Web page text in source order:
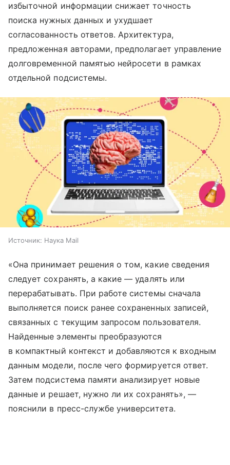
избыточной информации снижает точность
поиска нужных данных и ухудшает
согласованность ответов. Архитектура,
предложенная авторами, предполагает управление
долговременной памятью нейросети в рамках
отдельной подсистемы.
Источник: Наука Mail
«Она принимает решения о том, какие сведения
следует сохранять, а какие — удалять или
перерабатывать. При работе системы сначала
выполняется поиск ранее сохраненных записей,
связанных с текущим запросом пользователя.
Найденные элементы преобразуются
в компактный контекст и добавляются к входным
данным модели, после чего формируется ответ.
Затем подсистема памяти анализирует новые
данные и решает, нужно ли их сохранять», —
пояснили в пресс-службе университета.